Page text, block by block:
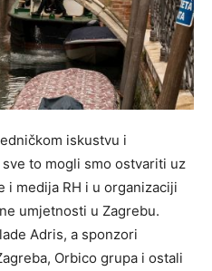
iskustvu i
to mogli smo ostvariti uz
medija RH i u organizaciji
umjetnosti u Zagrebu.
Adris, a sponzori
Orbico grupa i ostali